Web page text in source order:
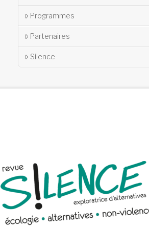
Programmes
Partenaires
Silence